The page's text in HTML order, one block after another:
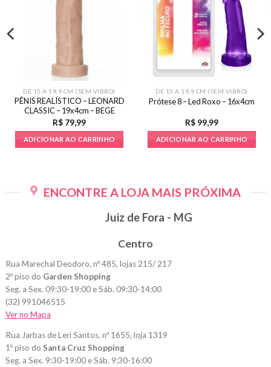
DE 15 A 19,9 CM (SEM VIBRO)
PÊNIS REALÍSTICO – LEONARD
CLASSIC – 19x4cm – BEGE
R$ 79,99
ADICIONAR AO CARRINHO
DE 15 A 19,9 CM (SEM VIBRO)
Prótese 8 – Led Roxo – 16x4cm
R$ 99,99
ADICIONAR AO CARRINHO
ENCONTRE A LOJA MAIS PRÓXIMA
Juiz de Fora - MG
Centro
Rua Marechal Deodoro, nº 485, lojas 215/ 217
2º piso do Garden Shopping
Seg. a Sex. 09:30-19:00 e Sáb. 09:30-14:00
(32) 991046515
Ver no Mapa
Rua Jarbas de Leri Santos, nº 1655, loja 1319
1º piso do Santa Cruz Shopping
Seg. a Sex. 9:30-19:00 e Sáb. 9:30-16:00